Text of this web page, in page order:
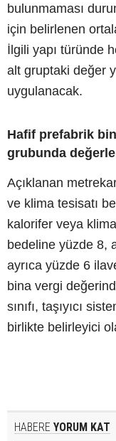
bulunmaması
için belirlenen
İlgili yapı türünde
alt gruptaki değer
uygulanacak.
Hafif prefabrik
grubunda
Açıklanan
ve klima tesisatı
kalorifer veya
bedeline yüzde 8,
ayrıca yüzde 6
bina vergi
sınıfı, taşıyıcı
birlikte belirleyici
HABERE YORUM KAT